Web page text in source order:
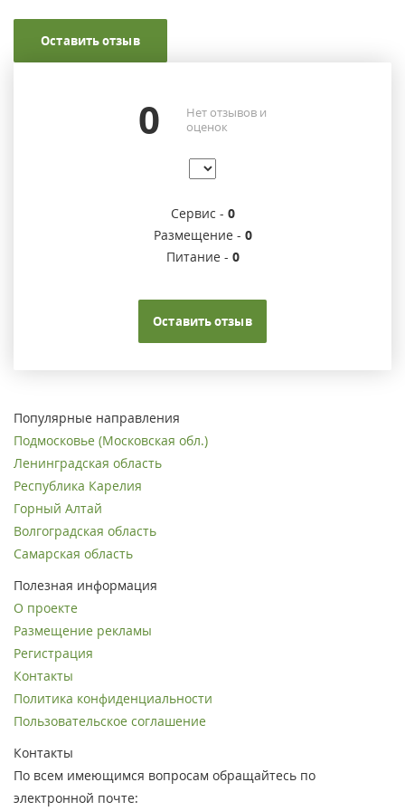
Оставить отзыв
0
Нет отзывов и
оценок
Сервис - 0
Размещение - 0
Питание - 0
Оставить отзыв
Популярные направления
Подмосковье (Московская обл.)
Ленинградская область
Республика Карелия
Горный Алтай
Волгоградская область
Самарская область
Полезная информация
О проекте
Размещение рекламы
Регистрация
Контакты
Политика конфиденциальности
Пользовательское соглашение
Контакты
По всем имеющимся вопросам обращайтесь по
электронной почте: